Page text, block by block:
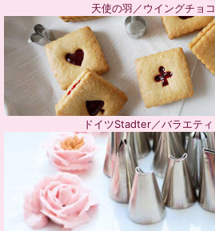
天使の羽／ウイングチョ
ドイツStadter／バラエテ